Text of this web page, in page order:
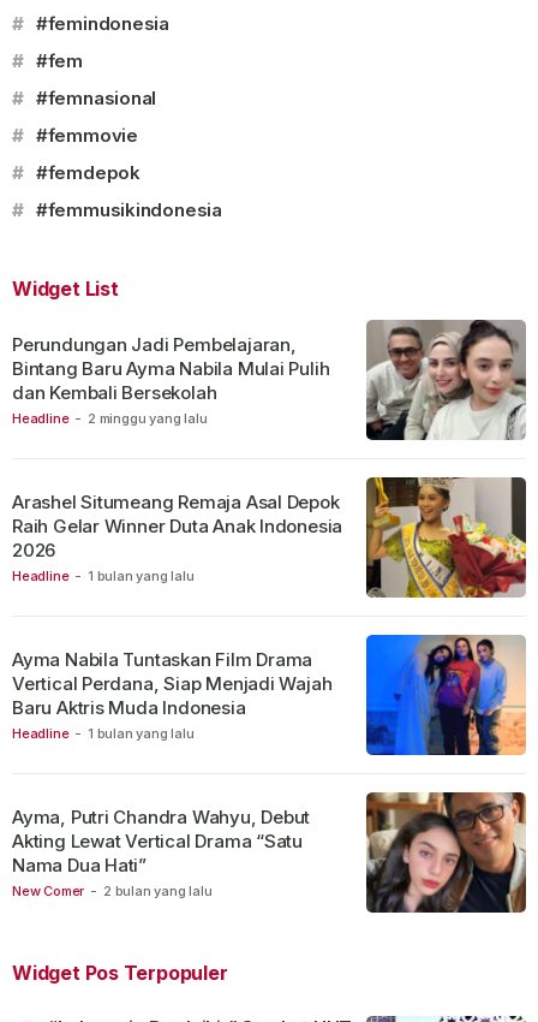
# #femindonesia
# #fem
# #femnasional
# #femmovie
# #femdepok
# #femmusikindonesia
Widget List
Headline - 2 minggu yang lalu
Perundungan Jadi Pembelajaran,
Bintang Baru Ayma Nabila Mulai Pulih
dan Kembali Bersekolah
Headline - 1 bulan yang lalu
Arashel Situmeang Remaja Asal Depok
Raih Gelar Winner Duta Anak Indonesia
2026
Headline - 1 bulan yang lalu
Ayma Nabila Tuntaskan Film Drama
Vertical Perdana, Siap Menjadi Wajah
Baru Aktris Muda Indonesia
New Comer - 2 bulan yang lalu
Ayma, Putri Chandra Wahyu, Debut
Akting Lewat Vertical Drama “Satu
Nama Dua Hati”
Widget Pos Terpopuler